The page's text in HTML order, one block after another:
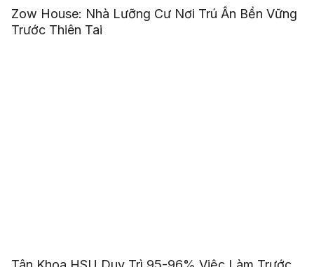
Zow House: Nhà Lưỡng Cư Nơi Trú Ẩn Bền Vững
Trước Thiên Tai